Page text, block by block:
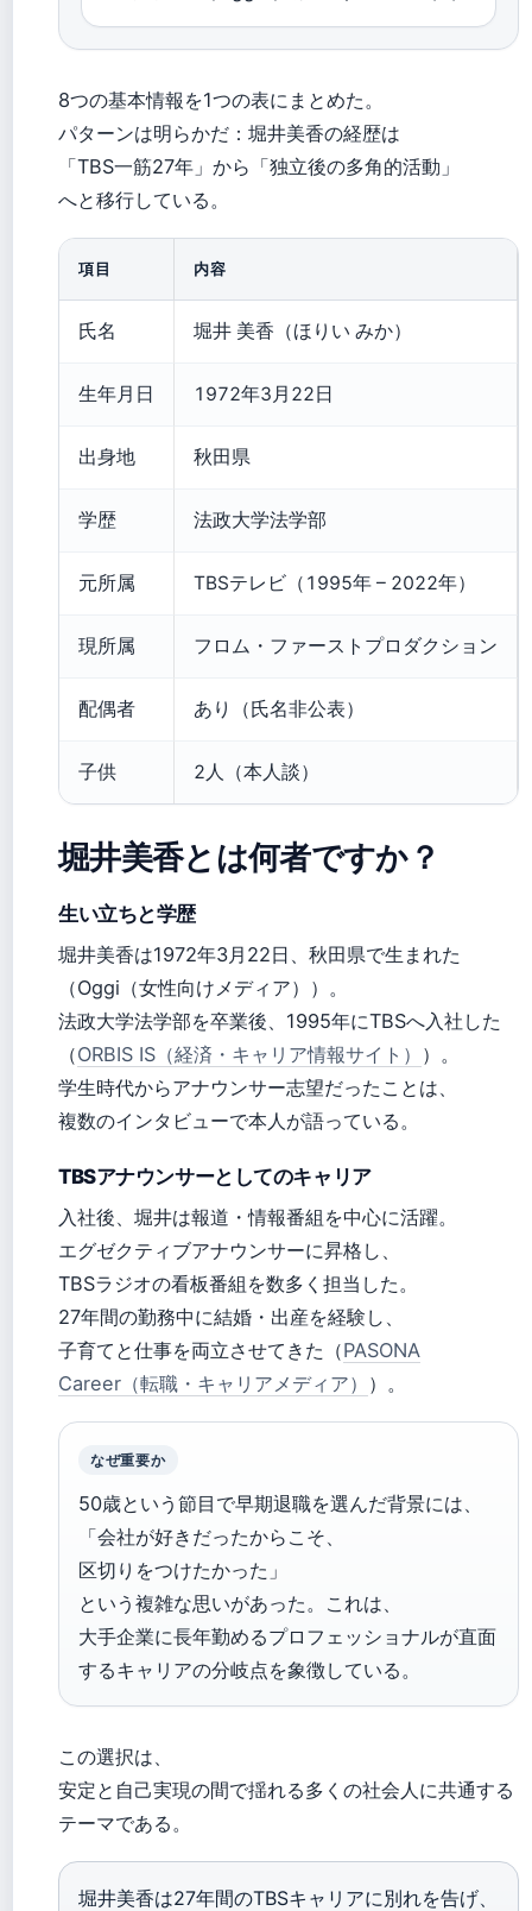
8つの基本情報を1つの表にまとめた。
パターンは明らかだ：堀井美香の経歴は
「TBS一筋27年」から「独立後の多角的活動」
へと移行している。
項目 内容
氏名 堀井 美香（ほりい みか）
生年月日 1972年3月22日
出身地 秋田県
学歴 法政大学法学部
元所属 TBSテレビ（1995年 – 2022年）
現所属 フロム・ファーストプロダクション
配偶者 あり（氏名非公表）
子供 2人（本人談）
堀井美香とは何者ですか？
生い立ちと学歴
堀井美香は1972年3月22日、秋田県で生まれた
（Oggi（女性向けメディア））。
法政大学法学部を卒業後、1995年にTBSへ入社した
（ORBIS IS（経済・キャリア情報サイト） ）。
学生時代からアナウンサー志望だったことは、
複数のインタビューで本人が語っている。
TBSアナウンサーとしてのキャリア
入社後、堀井は報道・情報番組を中心に活躍。
エグゼクティブアナウンサーに昇格し、
TBSラジオの看板番組を数多く担当した。
27年間の勤務中に結婚・出産を経験し、
子育てと仕事を両立させてきた（PASONA
Career（転職・キャリアメディア） ）。
なぜ重要か
50歳という節目で早期退職を選んだ背景には、
「会社が好きだったからこそ、
区切りをつけたかった」
という複雑な思いがあった。これは、
大手企業に長年勤めるプロフェッショナルが直面
するキャリアの分岐点を象徴している。
この選択は、
安定と自己実現の間で揺れる多くの社会人に共通する
テーマである。
堀井美香は27年間のTBSキャリアに別れを告げ、